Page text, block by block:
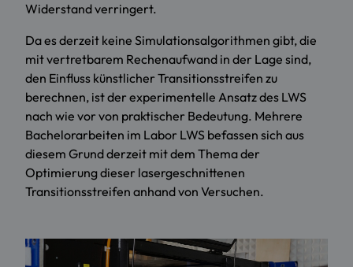
Widerstand verringert.
Da es derzeit keine Simulationsalgorithmen gibt, die
mit vertretbarem Rechenaufwand in der Lage sind,
den Einfluss künstlicher Transitionsstreifen zu
berechnen, ist der experimentelle Ansatz des LWS
nach wie vor von praktischer Bedeutung. Mehrere
Bachelorarbeiten im Labor LWS befassen sich aus
diesem Grund derzeit mit dem Thema der
Optimierung dieser lasergeschnittenen
Transitionsstreifen anhand von Versuchen.